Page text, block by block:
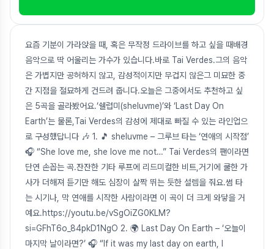
요즘 기분이 가라앉을 때, 혹은 무작정 드라이브를 하고 싶을 때배경
음악으로 딱 어울리는 가수가 있습니다.바로 Tai Verdes.그의 음악
은 가볍지만 공허하지 않고, 감성적이지만 무겁지 않은그 미묘한 중
간 지점을 절묘하게 건드려 줍니다.오늘은 그중에서도 추천하고 싶
은 5곡을 골라봤어요.‘쉘럽미(sheluvme)’와 ‘Last Day On
Earth’는 물론,Tai Verdes의 감성에 제대로 빠질 수 있는 라인업으
로 구성했답니다 🎶 1. 🎵 sheluvme – 그루브 타는 ‘연애의 시작점’
🎧 “She love me, she love me not…” Tai Verdes의 팬이라면
단연 손꼽는 곡.잔잔한 기타 루프에 리드미컬한 비트,거기에 쿨한 가
사가 더해져 듣기만 해도 심장이 살짝 뛰는 듯한 설렘을 줘요.썸 타
는 시기나, 막 연애를 시작한 사람이라면 이 곡이 더 크게 와닿을 거
예요.https://youtu.be/vSgOiZG0KLM?
si=GFhT6o_84pkD1NgO 2. 🌍 Last Day On Earth – ‘오늘이
마지막 날이라면?’ 🎧 “If it was my last day on earth, I